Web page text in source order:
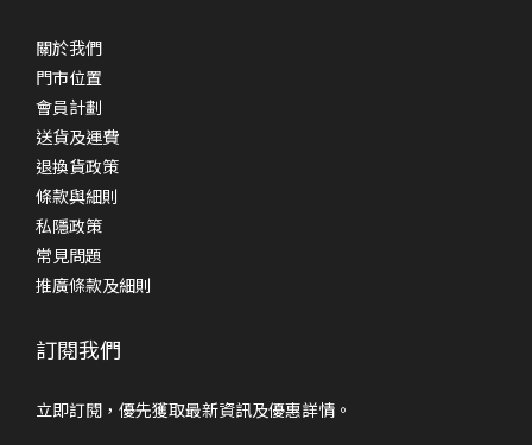
關於我們
門市位置
會員計劃
送貨及運費
退換貨政策
條款與細則
私隱政策
常見問題
推廣條款及細則
訂閱我們
立即訂閱，優先獲取最新資訊及優惠詳情。